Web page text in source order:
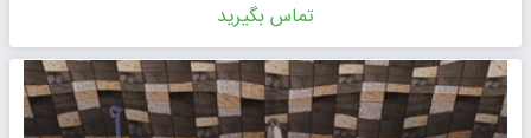
تماس بگیرید